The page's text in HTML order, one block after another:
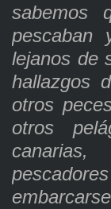
sabemos
pescaban
lejanos de
hallazgos
otros
otros